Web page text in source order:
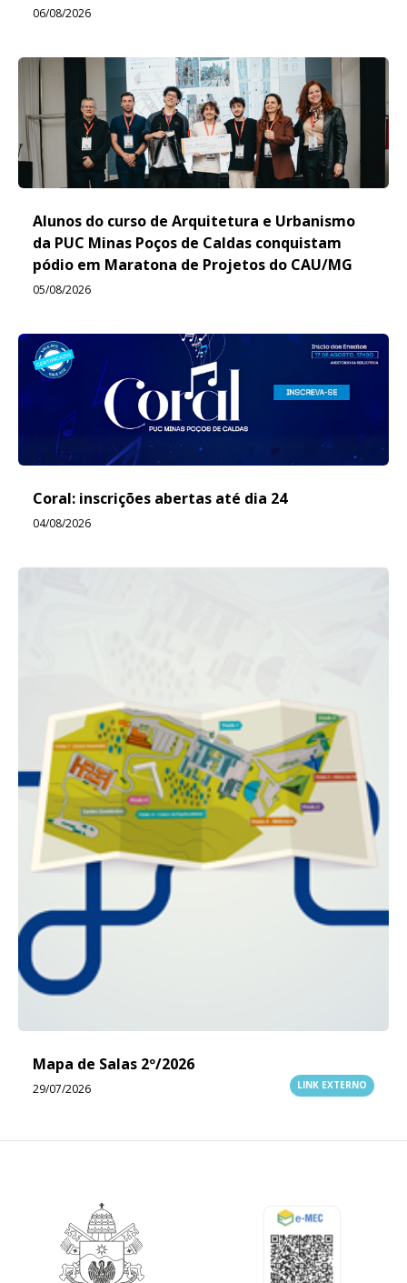
06/08/2026
Alunos do curso de Arquitetura e Urbanismo
da PUC Minas Poços de Caldas conquistam
pódio em Maratona de Projetos do CAU/MG
05/08/2026
Coral: inscrições abertas até dia 24
04/08/2026
Mapa de Salas 2º/2026
29/07/2026 LINK EXTERNO